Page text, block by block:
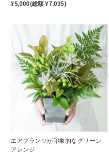
¥5,000(総額 ¥7,035)
エアプランツが印象的なグリーン
アレンジ